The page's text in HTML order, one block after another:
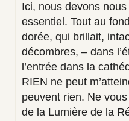
Ici, nous devons
essentiel. Tout au
dorée, qui brillait,
décombres, – dans
l’entrée dans la
RIEN ne peut
peuvent rien. Ne
de la Lumière de la